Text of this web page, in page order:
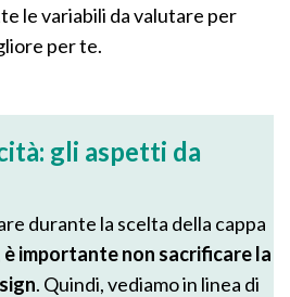
le variabili da valutare per
per te.
gli aspetti da
durante la scelta della cappa
è importante non sacrificare la
. Quindi, vediamo in linea di